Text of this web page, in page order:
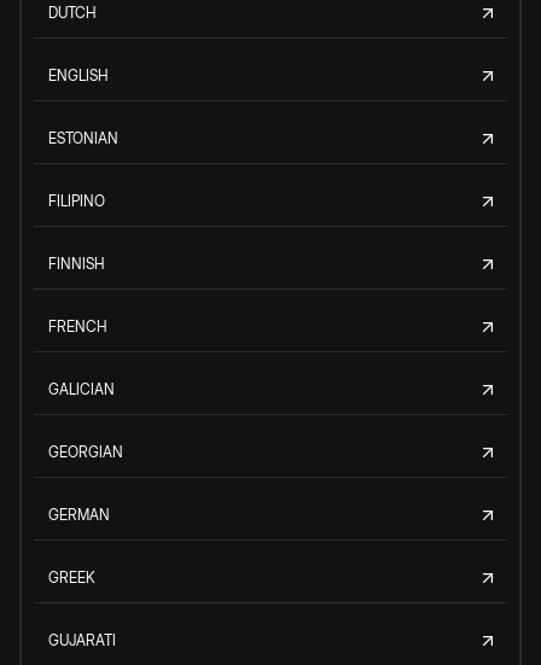
DUTCH
ENGLISH
ESTONIAN
FILIPINO
FINNISH
FRENCH
GALICIAN
GEORGIAN
GERMAN
GREEK
GUJARATI